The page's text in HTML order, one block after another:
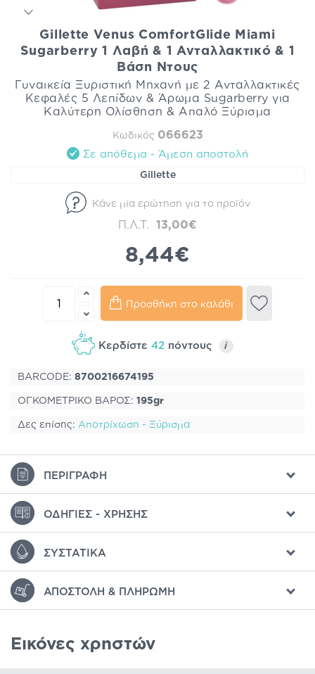
Gillette Venus ComfortGlide Miami
Sugarberry 1 Λαβή & 1 Ανταλλακτικό & 1
Βάση Ντους
Γυναικεία Ξυριστική Μηχανή με 2 Ανταλλακτικές
Κεφαλές 5 Λεπίδων & Άρωμα Sugarberry για
Καλύτερη Ολίσθηση & Απαλό Ξύρισμα
Κωδικός 066623
Σε απόθεμα - Άμεση αποστολή
Gillette
Κάνε μία ερώτηση για το προϊόν
Π.Λ.Τ. 13,00€
8,44€
Προσθήκη στο καλάθι
Κερδίστε 42πόντους i
BARCODE: 8700216674195
ΟΓΚΟΜΕΤΡΙΚΟ ΒΑΡΟΣ: 195gr
Δες επίσης: Αποτρίχωση - Ξύρισμα
ΠΕΡΙΓΡΑΦΉ
ΟΔΗΓΊΕΣ - ΧΡΉΣΗΣ
ΣΥΣΤΑΤΙΚΆ
ΑΠΟΣΤΟΛΉ & ΠΛΗΡΩΜΉ
Εικόνες χρηστών